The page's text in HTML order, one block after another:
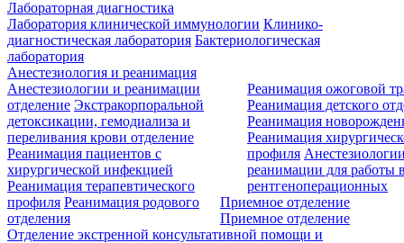
Лабораторная диагностика
Лаборатория клинической иммунологии Клинико-
диагностическая лаборатория Бактериологическая
лаборатория
Анестезиология и реанимация
Анестезиологии и реанимации
отделение Экстракорпоральной
детоксикации, гемодиализа и
переливания крови отделение
Реанимация пациентов с
хирургической инфекцией
Реанимация терапевтического
профиля Реанимация родового
отделения
Реанимация ожоговой
Реанимация детского
Реанимация
Реанимация
профиля
реанимации для работы
рентгеноперационных
Приемное отделение
Приемное отделение
Отделение экстренной консультативной помощи и